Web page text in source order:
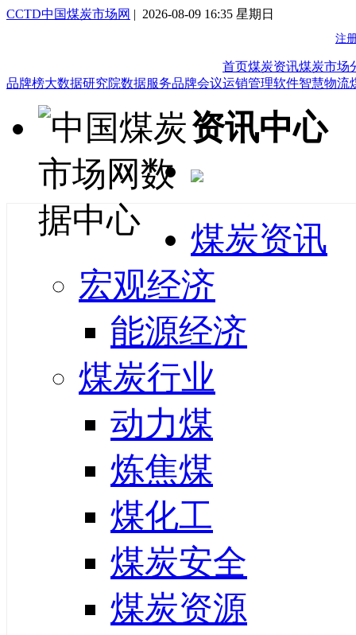
CCTD中国煤炭市场网 | 2026-08-09 16:35 星期日
首页煤炭资讯煤炭市场
品牌榜大数据研究院数据服务品牌会议运销管理软件智慧物流
资讯中心
煤炭资讯
宏观经济
能源经济
煤炭行业
动力煤
炼焦煤
煤化工
煤炭安全
煤炭资源